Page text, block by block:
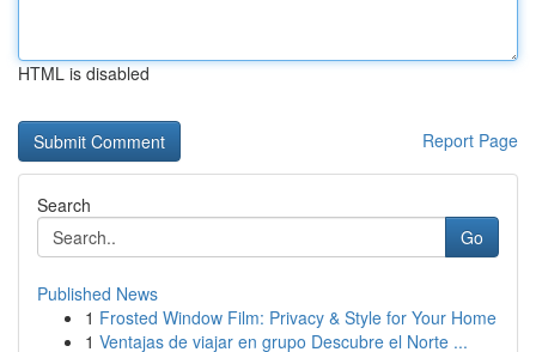
HTML is disabled
Report Page
Search
Go
Published News
1 Frosted Window Film: Privacy & Style for Your Home
1 Ventajas de viajar en grupo Descubre el Norte ...